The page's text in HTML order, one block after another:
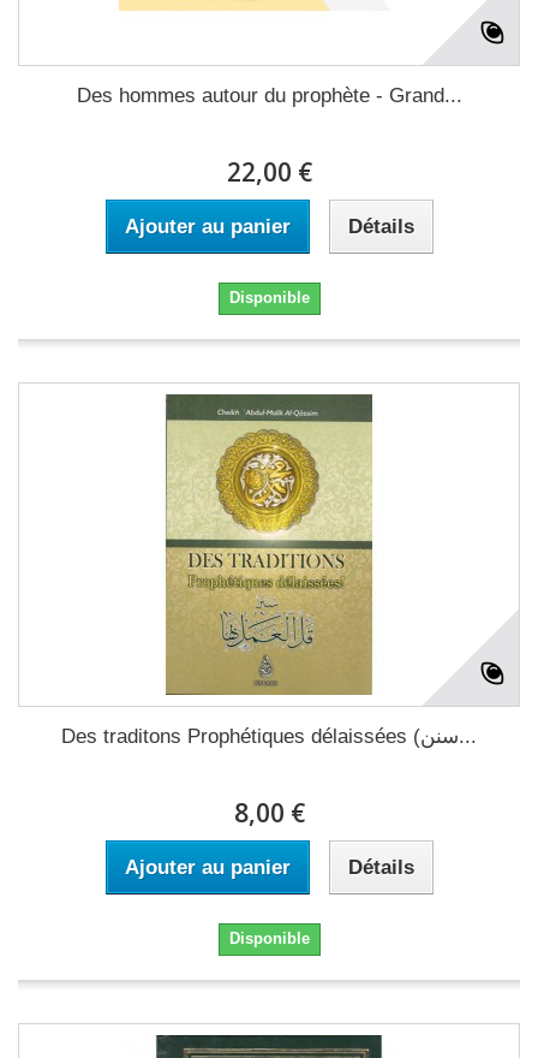
Des hommes autour du prophète - Grand...
22,00 €
Ajouter au panier Détails
Disponible
Des traditons Prophétiques délaissées (سنن...
8,00 €
Ajouter au panier Détails
Disponible